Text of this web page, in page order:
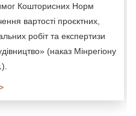
Кошторисних Норм
вартості проєктних,
робіт та експертизи
(наказ Мінрегіону